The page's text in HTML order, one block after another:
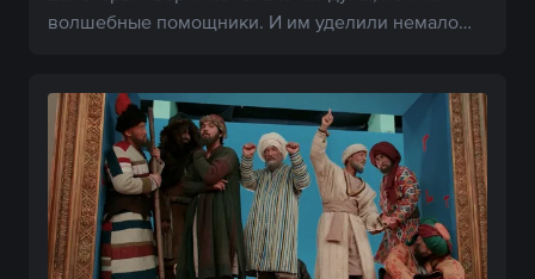
волшебные помощники. И им уделили немало